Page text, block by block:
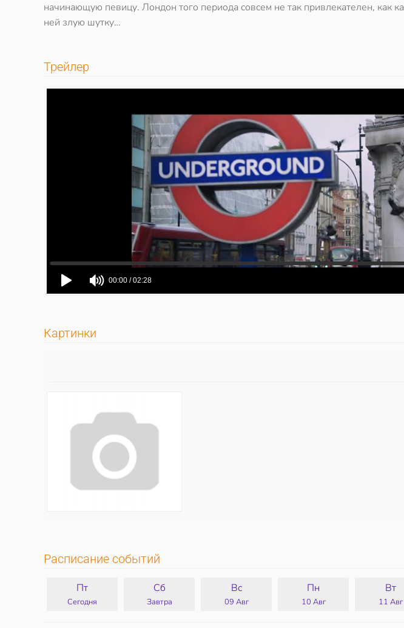
начинающую певицу. Лондон того периода совсем не так привлекателен, как
ней злую шутку…
Трейлер
Картинки
Расписание событий
Пт
Сегодня
Сб
Завтра
Вс
09 Авг
Пн
10 Авг
Вт
11 Авг